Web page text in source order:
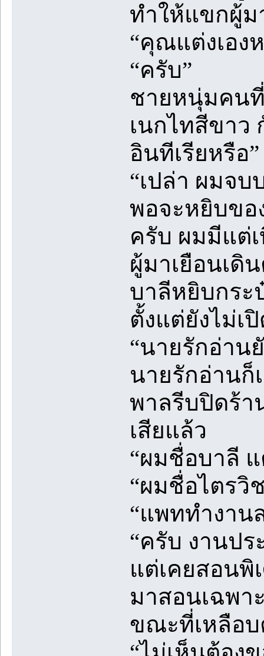
ทำให้แขกผู้ม
“คุณแต่งเอง
“ครับ”
ชายหนุ่มคน
เนกไทสีขาว
อินทีเรียหรือ”
“เปล่า ผมจบ
พอจะหยิบขอ
ครับ ผมมีแต่
ผู้มาเยือนเดิ
บาลีหยิบกระ
ตั้งแต่ยังไม่เ
“นายรักอ่าน
นายรักอ่านก็
พาลรีบปิดร้า
เสียแล้ว
“ผมชื่อบาลี
“ผมชื่อไตรวิ
“แพททำงาน
“ครับ งานปร
แต่เคยสอนพิ
มาสอนเฉพา
ขณะที่เหลือบ